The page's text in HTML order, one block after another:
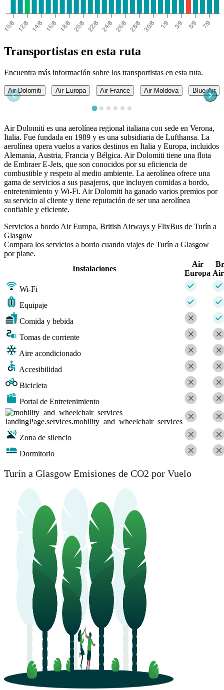
Transportistas en esta ruta
Encuentra más información sobre los transportistas en esta ruta.
Air Dolomiti Air Europa Air France Air Moldova Blue Air
Air Dolomiti es una aerolínea regional italiana con sede en Verona,
Italia. Fue fundada en 1989 y es una subsidiaria de Lufthansa. La
aerolínea opera vuelos a varios destinos en Italia y Europa, incluidos
Alemania, Austria, Francia y Bélgica. Air Dolomiti tiene una flota
de Embraer E-Jets, que son conocidos por su eficiencia de
combustible y respeto al medio ambiente. La aerolínea ofrece una
gama de servicios a sus pasajeros, que incluyen comidas a bordo,
entretenimiento y Wi-Fi. Air Dolomiti ha ganado varios premios por
su servicio al cliente y tiene reputación de ser una aerolínea
confiable y eficiente.
Servicios a bordo Air Europa, British Airways y FlixBus de Turín a
Glasgow
Compara los servicios a bordo cuando viajes de Turín a Glasgow
por plane.
Instalaciones
Air
Europa
Wi-Fi
Equipaje
Comida y bebida
Tomas de corriente
Aire acondicionado
Accesibilidad
Bicicleta
Portal de Entretenimiento
landingPage.services.mobility_and_wheelchair_services
Zona de silencio
Dormitorio
Turín a Glasgow Emisiones de CO2 por Vuelo